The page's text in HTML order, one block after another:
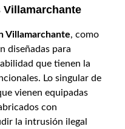
Villamarchante
Villamarchante, como
diseñadas para
que tienen la
Lo singular de
vienen equipadas
con
la intrusión ilegal